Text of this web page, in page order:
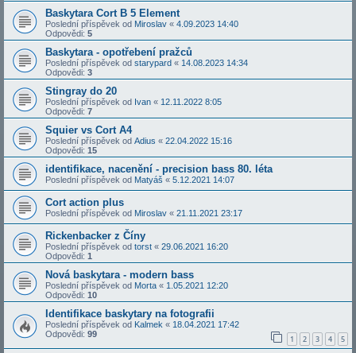
Baskytara Cort B 5 Element
Poslední příspěvek od Miroslav « 4.09.2023 14:40
Odpovědi: 5
Baskytara - opotřebení pražců
Poslední příspěvek od starypard « 14.08.2023 14:34
Odpovědi: 3
Stingray do 20
Poslední příspěvek od Ivan « 12.11.2022 8:05
Odpovědi: 7
Squier vs Cort A4
Poslední příspěvek od Adius « 22.04.2022 15:16
Odpovědi: 15
identifikace, nacenění - precision bass 80. léta
Poslední příspěvek od Matyáš « 5.12.2021 14:07
Cort action plus
Poslední příspěvek od Miroslav « 21.11.2021 23:17
Rickenbacker z Číny
Poslední příspěvek od torst « 29.06.2021 16:20
Odpovědi: 1
Nová baskytara - modern bass
Poslední příspěvek od Morta « 1.05.2021 12:20
Odpovědi: 10
Identifikace baskytary na fotografii
Poslední příspěvek od Kalmek « 18.04.2021 17:42
Odpovědi: 99 1 2 3 4 5